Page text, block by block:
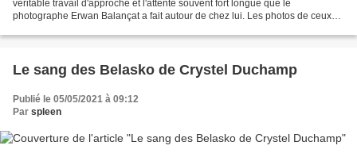
véritable travail d'approche et l'attente souvent fort longue que le
photographe Erwan Balançat a fait autour de chez lui. Les photos de ceux
Le sang des Belasko de Crystel Duchamp
Publié le 05/05/2021 à 09:12
Par spleen